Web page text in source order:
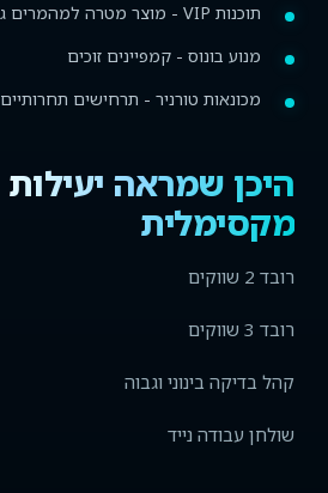
תוכנות VIP - מוצר מטרה למהמרים גבוהים
מנוע בונוס - קמפיינים זוכים
מכונאות טורניר - תרחישים תחרותיים
היכן שמראה יעילות
מקסימלית
רובד 2 שווקים
רובד 3 שווקים
קהל בדיקה בינוני וגבוה
שולחן עבודה נייד